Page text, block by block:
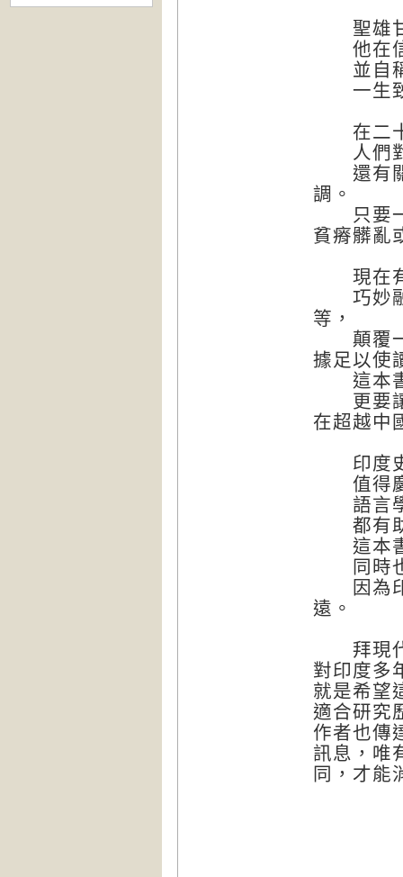
聖雄甘
他在信
並自稱
一生致
在二十
人們對
還有關
調。
只要一
貧瘠髒
現在有
巧妙融
等，
顛覆一
據足以使
這本書
更要讓
在超越
印度史
值得慶
語言學
都有助
這本書
同時也
因為印
遠。
拜現代
對印度多
就是希望
適合研究
作者也傳
訊息，唯
同，才能